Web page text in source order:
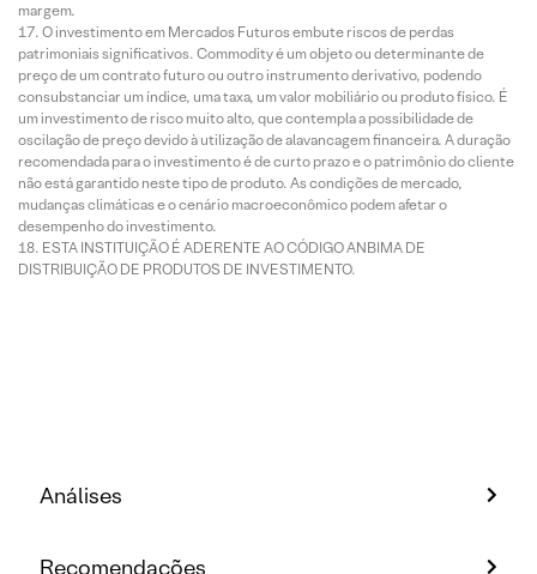
margem.
O investimento em Mercados Futuros embute riscos de perdas
patrimoniais significativos. Commodity é um objeto ou determinante de
preço de um contrato futuro ou outro instrumento derivativo, podendo
consubstanciar um índice, uma taxa, um valor mobiliário ou produto físico. É
um investimento de risco muito alto, que contempla a possibilidade de
oscilação de preço devido à utilização de alavancagem financeira. A duração
recomendada para o investimento é de curto prazo e o patrimônio do cliente
não está garantido neste tipo de produto. As condições de mercado,
mudanças climáticas e o cenário macroeconômico podem afetar o
desempenho do investimento.
ESTA INSTITUIÇÃO É ADERENTE AO CÓDIGO ANBIMA DE
DISTRIBUIÇÃO DE PRODUTOS DE INVESTIMENTO.
Análises
Recomendações